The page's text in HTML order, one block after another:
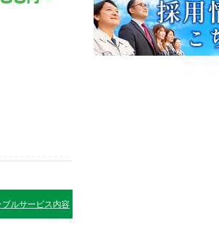
ブルサービス内容